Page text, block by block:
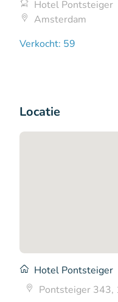
Hotel Pontsteiger
Amsterdam
Verkocht: 59
Locatie
Hotel Pontsteiger
Pontsteiger 343,